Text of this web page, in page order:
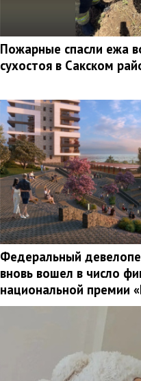
Пожарные спасли ежа
сухостоя в Сакском
Федеральный
вновь вошел в число
национальной премии